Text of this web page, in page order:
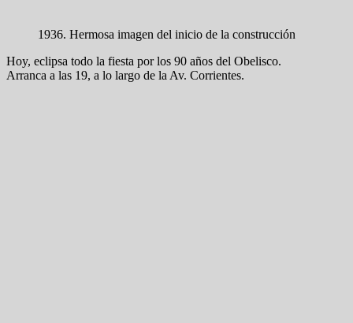
1936. Hermosa imagen del inicio de la construcción
Hoy, eclipsa todo la fiesta por los 90 años del Obelisco.
Arranca a las 19, a lo largo de la Av. Corrientes.